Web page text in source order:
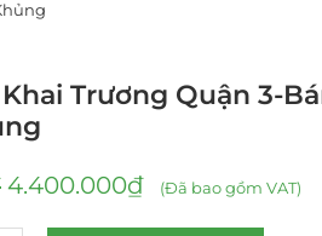
Trương Quận 3-
4.400.000₫ (Đã bao gồm VAT)